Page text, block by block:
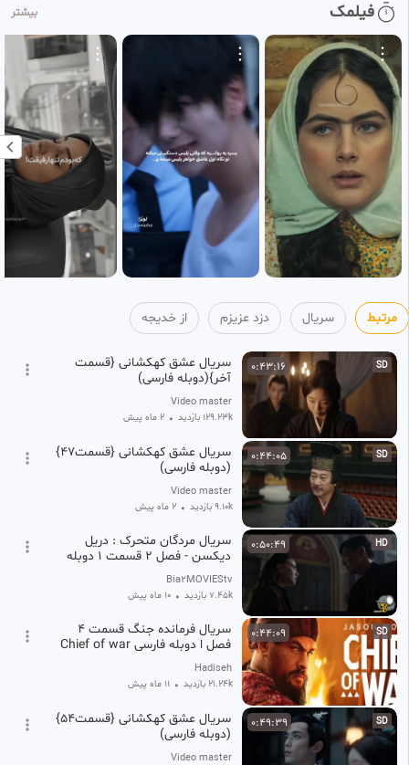
15
16
0:59:05
قسمت ۱۶(قسمت آخر)سریال
برای دزد عزیزم/دوبله فارسی
۴ هفته پیش • بازنشر شده
فیلمک بیشتر
مرتبط سریال دزد عزیزم از خدیجه
SD
0:43:16
سریال عشق کهکشانی {قسمت
آخر}(دوبله فارسی)
Video master
129.23k بازدید • 2 ماه پیش
SD
0:44:05
سریال عشق کهکشانی {قسمت47}
(دوبله فارسی)
Video master
9.10k بازدید • 2 ماه پیش
HD
0:50:49
سریال مردگان متحرک : دریل
دیکسن - فصل 2 قسمت 1 دوبله
فارسی
Bia2MOVIEStv
7.45k بازدید • 10 ماه پیش
SD
0:44:09
سریال فرمانده جنگ قسمت ۴
فصل ا دوبله فارسی Chief of war
Hadiseh
21.24k بازدید • 11 ماه پیش
SD
0:49:39
سریال عشق کهکشانی {قسمت54}
(دوبله فارسی)
Video master